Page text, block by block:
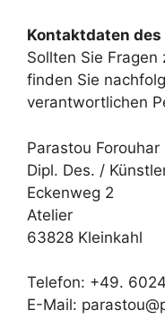
Kontaktdaten
Sollten Sie
finden Sie
verantwortlichen
Parastou Forouhar
Dipl. Des. /
Eckenweg 2
Atelier
63828 Kleinkahl
Telefon: +49.
E-Mail: